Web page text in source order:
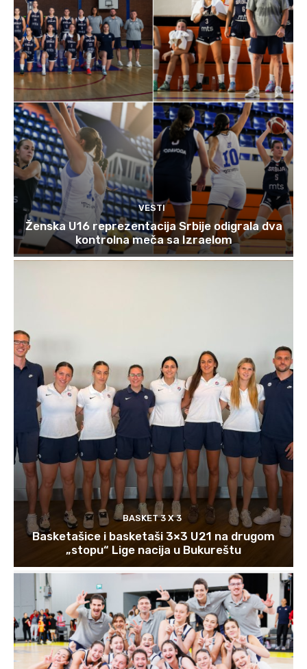
VESTI
Ženska U16 reprezentacija Srbije odigrala dva
kontrolna meča sa Izraelom
BASKET 3 X 3
Basketašice i basketaši 3×3 U21 na drugom
„stopu“ Lige nacija u Bukureštu